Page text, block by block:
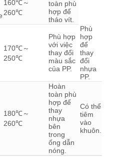
160℃～
260℃
toàn phù
hợp để
tháo vít.
170℃～
250℃
Phù hợp
với việc
thay đổi
màu sắc
của PP.
Phù
hợp
để
thay
đổi
nhựa
PP.
180℃～
260℃
Hoàn
toàn phù
hợp để
thay
nhựa
bên
trong
ống dẫn
nóng.
Có thể
tiêm
vào
khuôn.